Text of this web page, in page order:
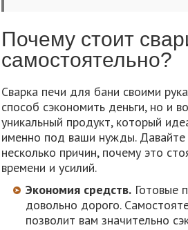
Почему стоит
самостоятельно?
Сварка печи для бани своими
способ сэкономить деньги, но и
уникальный продукт, который
именно под ваши нужды. Давайте
несколько причин, почему это
времени и усилий.
Экономия средств. Готовые
довольно дорого.
позволит вам значительно